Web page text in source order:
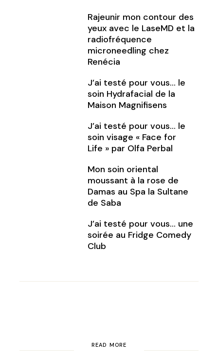
Rajeunir mon contour des
yeux avec le LaseMD et la
radiofréquence
microneedling chez
Renécia
J’ai testé pour vous… le
soin Hydrafacial de la
Maison Magnifisens
J’ai testé pour vous… le
soin visage « Face for
Life » par Olfa Perbal
Mon soin oriental
moussant à la rose de
Damas au Spa la Sultane
de Saba
J’ai testé pour vous… une
soirée au Fridge Comedy
Club
READ MORE